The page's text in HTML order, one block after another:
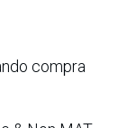
compra